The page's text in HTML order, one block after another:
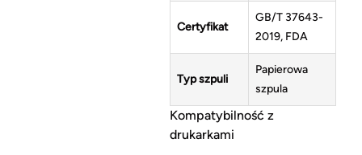
Certyfikat
GB/T 37643-
2019, FDA
Typ szpuli
Papierowa
szpula
Kompatybilność z
drukarkami